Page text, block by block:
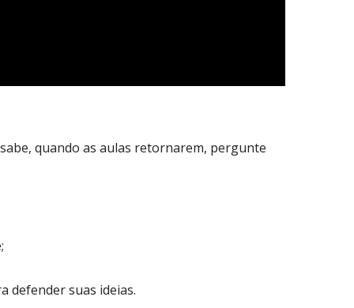
quando as aulas retornarem, pergunte
defender suas ideias.